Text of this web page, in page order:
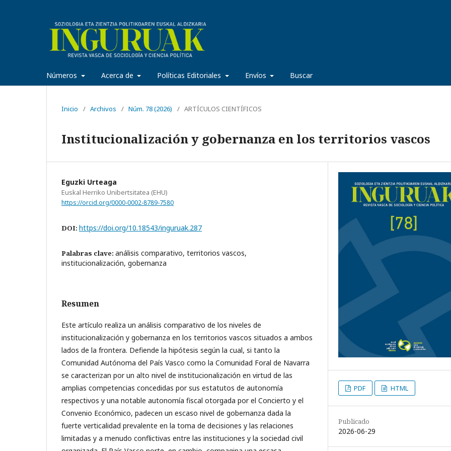
Números Acerca de Políticas Editoriales Envíos Buscar
Inicio / Archivos / Núm. 78 (2026) / ARTÍCULOS CIENTÍFICOS
Institucionalización y gobernanza en los territorios vascos
Eguzki Urteaga
Euskal Herriko Unibertsitatea (EHU)
https://orcid.org/0000-0002-8789-7580
DOI: https://doi.org/10.18543/inguruak.287
Palabras clave: análisis comparativo, territorios vascos,
institucionalización, gobernanza
Resumen
Este artículo realiza un análisis comparativo de los niveles de
institucionalización y gobernanza en los territorios vascos situados a ambos
lados de la frontera. Defiende la hipótesis según la cual, si tanto la
Comunidad Autónoma del País Vasco como la Comunidad Foral de Navarra
se caracterizan por un alto nivel de institucionalización en virtud de las
amplias competencias concedidas por sus estatutos de autonomía
respectivos y una notable autonomía fiscal otorgada por el Concierto y el
Convenio Económico, padecen un escaso nivel de gobernanza dada la
fuerte verticalidad prevalente en la toma de decisiones y las relaciones
limitadas y a menudo conflictivas entre las instituciones y la sociedad civil
PDF HTML
Publicado
2026-06-29